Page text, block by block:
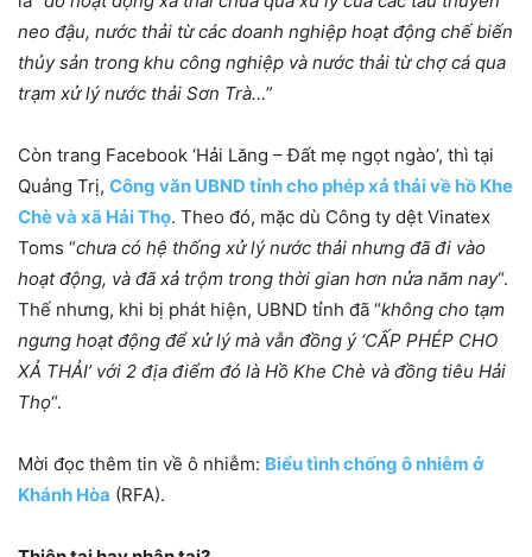
neo đậu, nước thải từ các doanh nghiệp hoạt động chế biến
thủy sản trong khu công nghiệp và nước thải từ chợ cá qua
trạm xử lý nước thải Sơn Trà…”
Còn trang Facebook ‘Hải Lăng – Đất mẹ ngọt ngào’, thì tại
Quảng Trị, Công văn UBND tỉnh cho phép xả thải về hồ Khe
Chè và xã Hải Thọ. Theo đó, mặc dù Công ty dệt Vinatex
Toms “chưa có hệ thống xử lý nước thải nhưng đã đi vào
hoạt động, và đã xả trộm trong thời gian hơn nửa năm nay“.
Thế nhưng, khi bị phát hiện, UBND tỉnh đã “không cho tạm
ngưng hoạt động để xử lý mà vẫn đồng ý ‘CẤP PHÉP CHO
XẢ THẢI’ với 2 địa điểm đó là Hồ Khe Chè và đồng tiêu Hải
Thọ“.
Mời đọc thêm tin về ô nhiễm: Biểu tình chống ô nhiễm ở
Khánh Hòa (RFA).